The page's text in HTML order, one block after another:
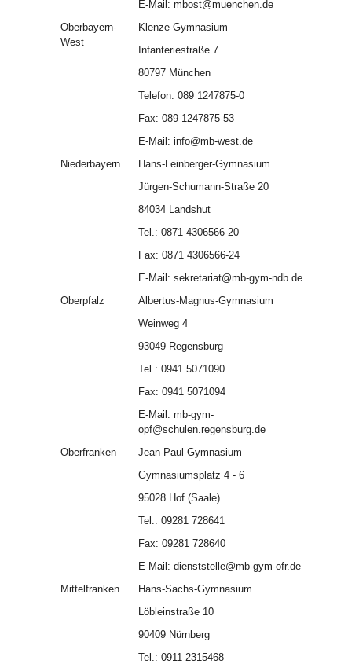
E-Mail: mbost@muenchen.de
Oberbayern-
West
Klenze-Gymnasium
Infanteriestraße 7
80797 München
Telefon: 089 1247875-0
Fax: 089 1247875-53
E-Mail: info@mb-west.de
Niederbayern
Hans-Leinberger-Gymnasium
Jürgen-Schumann-Straße 20
84034 Landshut
Tel.: 0871 4306566-20
Fax: 0871 4306566-24
E-Mail: sekretariat@mb-gym-ndb.de
Oberpfalz
Albertus-Magnus-Gymnasium
Weinweg 4
93049 Regensburg
Tel.: 0941 5071090
Fax: 0941 5071094
E-Mail: mb-gym-
opf@schulen.regensburg.de
Oberfranken
Jean-Paul-Gymnasium
Gymnasiumsplatz 4 - 6
95028 Hof (Saale)
Tel.: 09281 728641
Fax: 09281 728640
E-Mail: dienststelle@mb-gym-ofr.de
Mittelfranken
Hans-Sachs-Gymnasium
Löbleinstraße 10
90409 Nürnberg
Tel.: 0911 2315468